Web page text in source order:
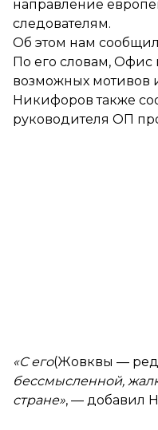
направление
следователям.
Об этом нам
По его словам, Офис
возможных мотивов
Никифоров также
руководителя ОП
«С его(Жовквы —
бессмысленной,
стране», — добавил